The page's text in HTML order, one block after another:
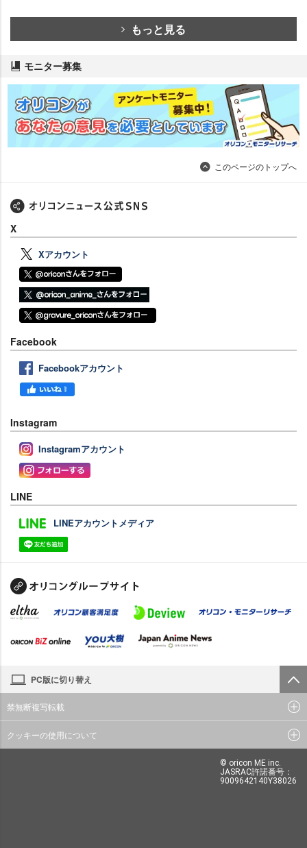
もっと見る
モニター募集
このページのトップへ
X
Xアカウント
Facebook
Facebookアカウント
Instagram
Instagramアカウント
LINE
LINEアカウントメディア
PC版に切り替え
禁無断複写転載
クッキーの使用について
© oricon ME inc.
JASRAC許諾番号：
9009642140Y38026